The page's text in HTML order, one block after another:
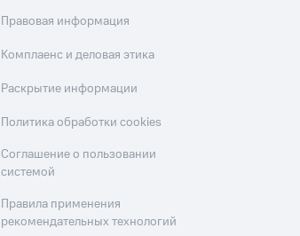
Правовая информация
Комплаенс и деловая этика
Раскрытие информации
Политика обработки cookies
Соглашение о пользовании
системой
Правила применения
рекомендательных технологий